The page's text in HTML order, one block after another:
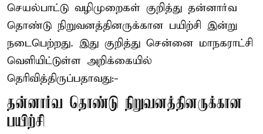
செயல்பாட்டு வழிமுறைகள் குறித்து தன்னார்வ
தொண்டு நிறுவனத்தினருக்கான பயிற்சி இன்று
நடைபெற்றது. இது குறித்து சென்னை மாநகராட்சி
வெளியிட்டுள்ள அறிக்கையில்
தெரிவித்திருப்பதாவது:-
தன்னார்வ தொண்டு நிறுவனத்தினருக்கான
பயிற்சி